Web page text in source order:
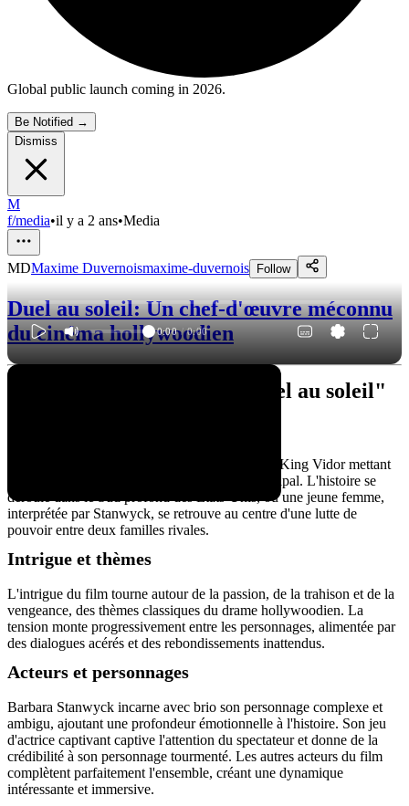
Global public launch coming in 2026.
Be Notified →
Dismiss
M
f/media•il y a 2 ans•Media
MDMaxime Duvernoismaxime-duvernois Follow
Duel au soleil: Un chef-d'œuvre méconnu
du cinéma hollywoodien
0:00 / 0:00
Barbara Stanwyck dans "Duel au soleil"
"Duel au soleil" est un film de 1946 réalisé par King Vidor mettant
en vedette Barbara Stanwyck dans le rôle principal. L'histoire se
déroule dans le Sud profond des États-Unis, où une jeune femme,
interprétée par Stanwyck, se retrouve au centre d'une lutte de
pouvoir entre deux familles rivales.
Intrigue et thèmes
L'intrigue du film tourne autour de la passion, de la trahison et de la
vengeance, des thèmes classiques du drame hollywoodien. La
tension monte progressivement entre les personnages, alimentée par
des dialogues acérés et des rebondissements inattendus.
Acteurs et personnages
Barbara Stanwyck incarne avec brio son personnage complexe et
ambigu, ajoutant une profondeur émotionnelle à l'histoire. Son jeu
d'actrice captivant captive l'attention du spectateur et donne de la
crédibilité à son personnage tourmenté. Les autres acteurs du film
complètent parfaitement l'ensemble, créant une dynamique
intéressante et immersive.